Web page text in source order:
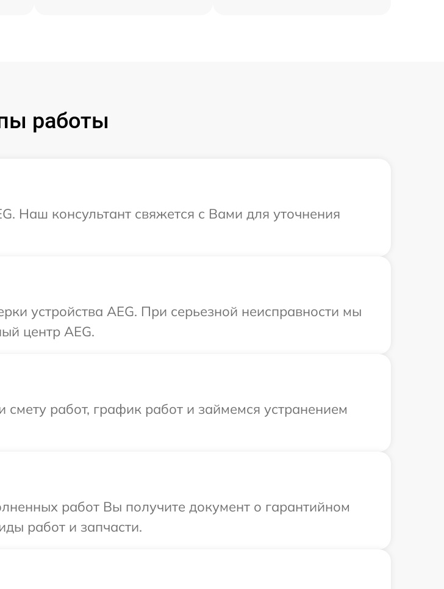
работы
Наш консультант свяжется с Вами для уточнения
устройства AEG. При серьезной неисправности мы
центр AEG.
работ, график работ и займемся устранением
работ Вы получите документ о гарантийном
работ и запчасти.